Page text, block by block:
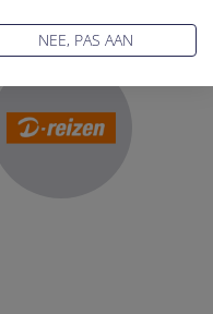
NEE, PAS AAN